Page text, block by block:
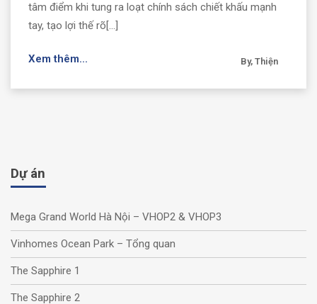
tâm điểm khi tung ra loạt chính sách chiết khấu mạnh
tay, tạo lợi thế rõ[...]
Xem thêm... By, Thiện
Dự án
Mega Grand World Hà Nội – VHOP2 & VHOP3
Vinhomes Ocean Park – Tổng quan
The Sapphire 1
The Sapphire 2